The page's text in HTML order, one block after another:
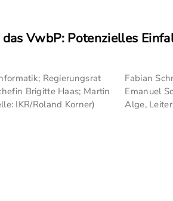
VwbP: Potenzielles
Regierungsrat
Brigitte Haas; Martin
IKR/Roland Korner)
Fabian
Emanuel
Alge,